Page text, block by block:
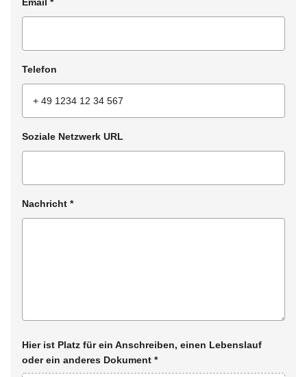
Telefon
Soziale Netzwerk URL
Nachricht *
Hier ist Platz für ein Anschreiben, einen Lebenslauf
oder ein anderes Dokument *